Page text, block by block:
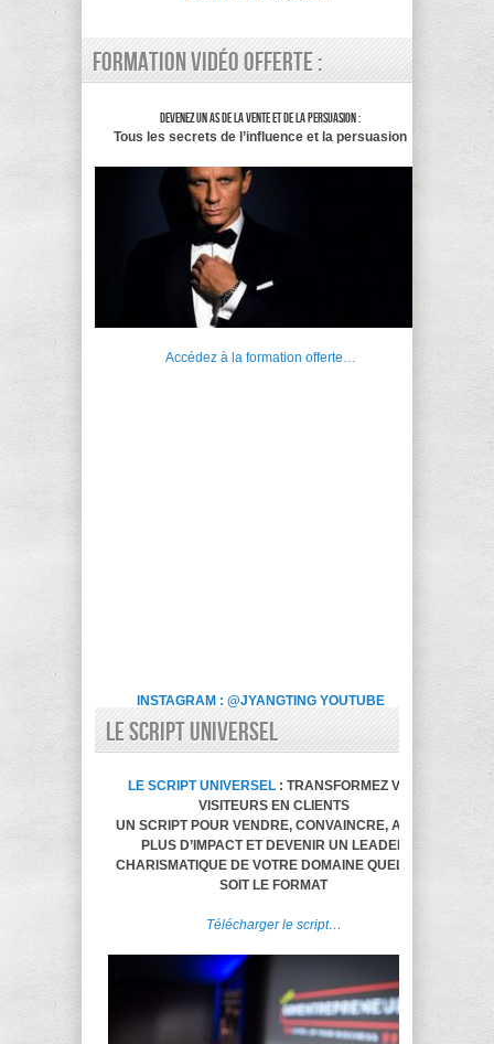
Formation vidéo offerte :
Devenez un as de la vente et de la persuasion :
Tous les secrets de l’influence et la persuasion
Accédez à la formation offerte…
INSTAGRAM : @JYANGTING YOUTUBE
LE SCRIPT UNIVERSEL
LE SCRIPT UNIVERSEL : TRANSFORMEZ VOS
VISITEURS EN CLIENTS
UN SCRIPT POUR VENDRE, CONVAINCRE, AVOIR
PLUS D’IMPACT ET DEVENIR UN LEADER
CHARISMATIQUE DE VOTRE DOMAINE QUELQUE
SOIT LE FORMAT
Télécharger le script…